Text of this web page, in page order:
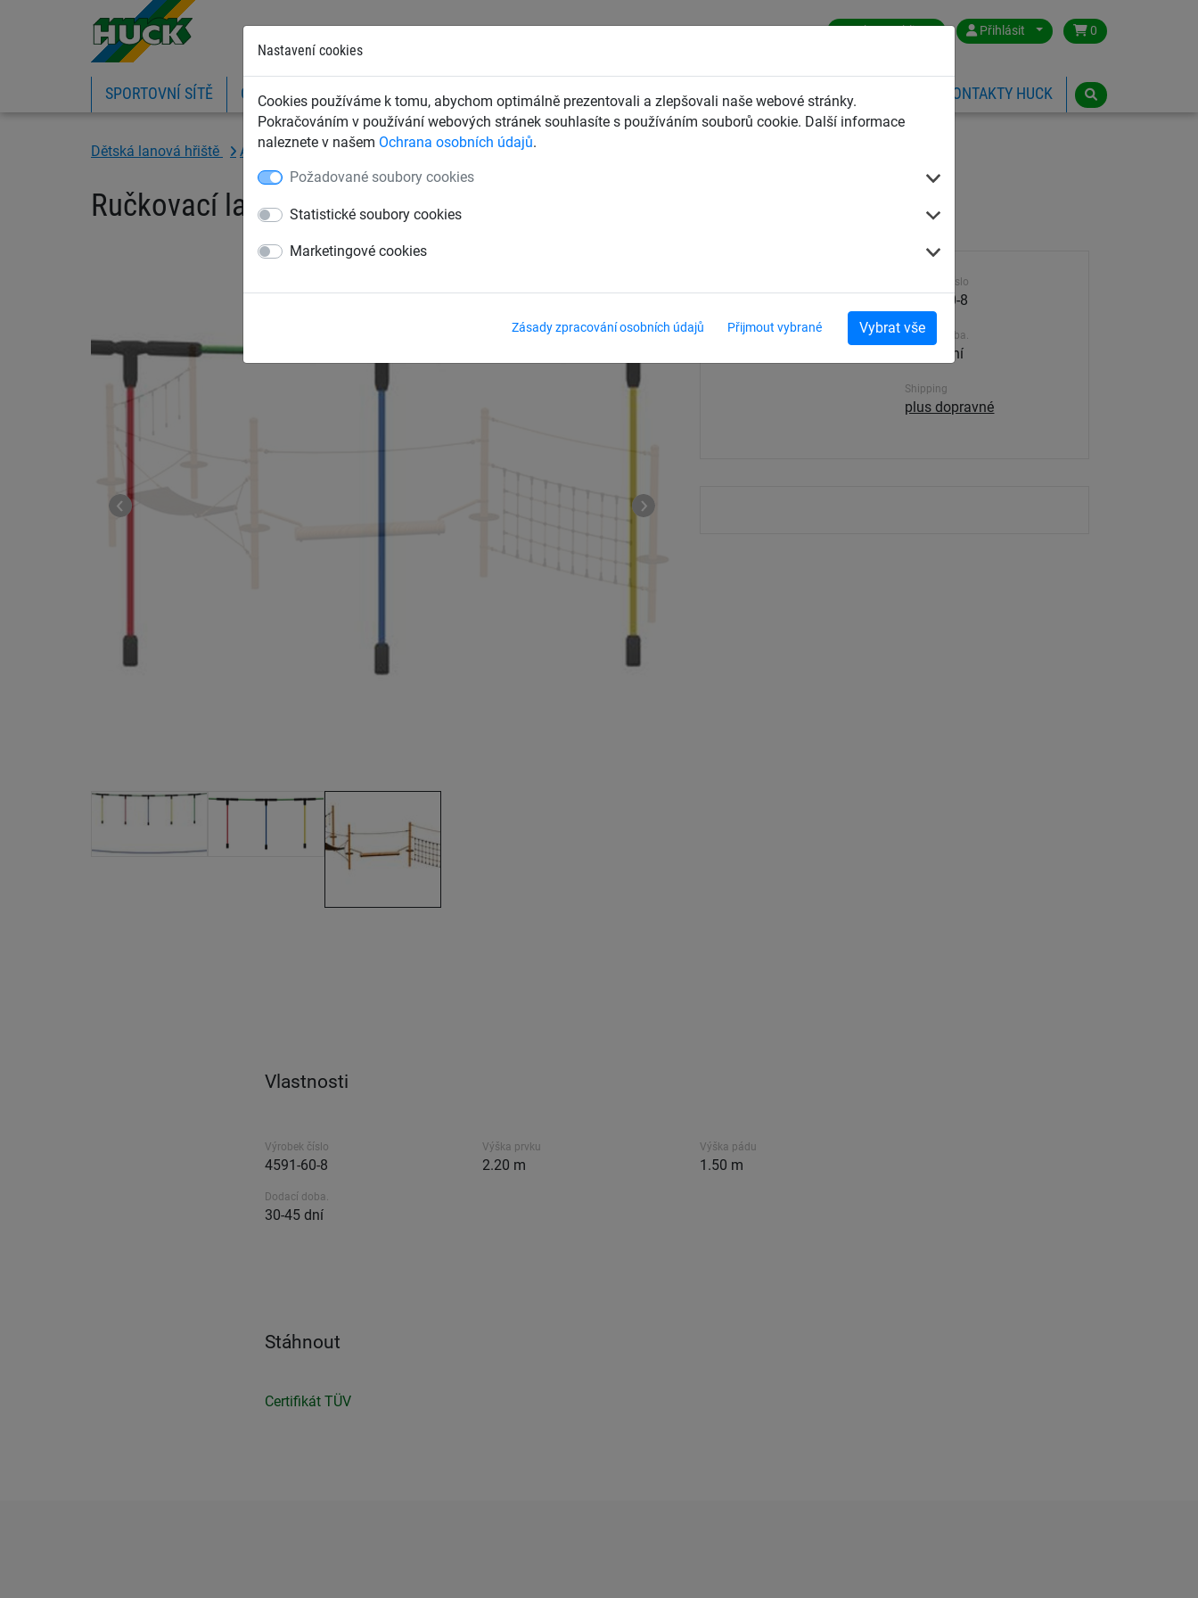
Nastavení cookies
Cookies používáme k tomu, abychom optimálně prezentovali a zlepšovali naše webové stránky.
Pokračováním v používání webových stránek souhlasíte s používáním souborů cookie. Další informace
naleznete v našem Ochrana osobních údajů.
Požadované soubory cookies
Statistické soubory cookies
Marketingové cookies
Zásady zpracování osobních údajů Přijmout vybrané Vybrat vše
Czech Republic Přihlásit 0
SPORTOVNÍ SÍTĚ OCHRANNÉ SÍTĚ A PLACHTY ZÁCHYTNÉ BEZPEČNOSTNÍ SÍTĚ DĚTSKÁ LANOVÁ HŘIŠTĚ KONTAKTY HUCK
Dětská lanová hřiště Adventure parkur „Dillenburg“ pro ocelové sloupy
Ručkovací lano, pro ocelové sloupy
Výrobek číslo
4591-60-8
Dodací doba.
30-45 dní
Shipping
plus dopravné
Vlastnosti
Výrobek číslo
4591-60-8
Výška prvku
2.20 m
Výška pádu
1.50 m
Dodací doba.
30-45 dní
Stáhnout
Certifikát TÜV